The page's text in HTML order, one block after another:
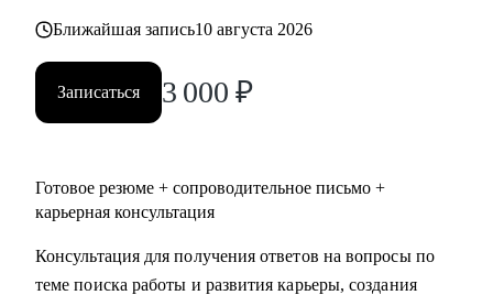
Ближайшая запись10 августа 2026
Записаться 3 000 ₽
Готовое резюме + сопроводительное письмо +
карьерная консультация
Консультация для получения ответов на вопросы по
теме поиска работы и развития карьеры, создания